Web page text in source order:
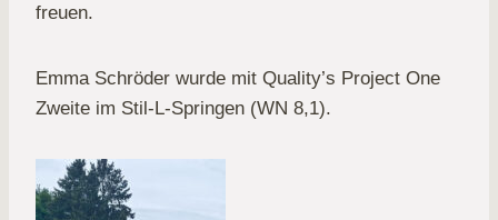
freuen.
Emma Schröder wurde mit Quality’s Project One
Zweite im Stil-L-Springen (WN 8,1).